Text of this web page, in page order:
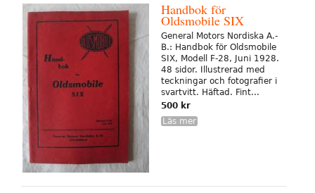
Handbok för
Oldsmobile SIX
General Motors Nordiska A.-
B.: Handbok för Oldsmobile
SIX, Modell F-28, Juni 1928.
48 sidor. Illustrerad med
teckningar och fotografier i
svartvitt. Häftad. Fint...
500 kr
Läs mer